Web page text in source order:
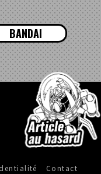
BANDAI
Contact